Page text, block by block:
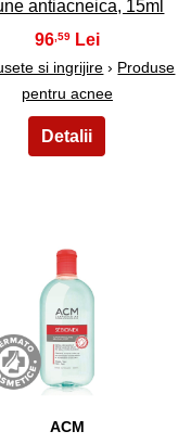
antiacneica, 15ml
96,59
si ingrijire › Produse
pentru acnee
34
ACM